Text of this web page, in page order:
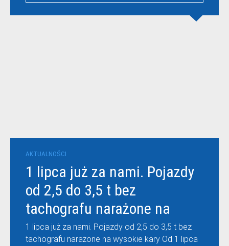
AKTUALNOŚCI
1 lipca już za nami. Pojazdy
od 2,5 do 3,5 t bez
tachografu narażone na
wysokie kary
1 lipca już za nami. Pojazdy od 2,5 do 3,5 t bez
tachografu narażone na wysokie kary Od 1 lipca